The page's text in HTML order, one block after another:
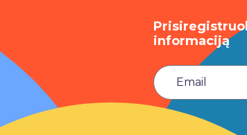
informaciją